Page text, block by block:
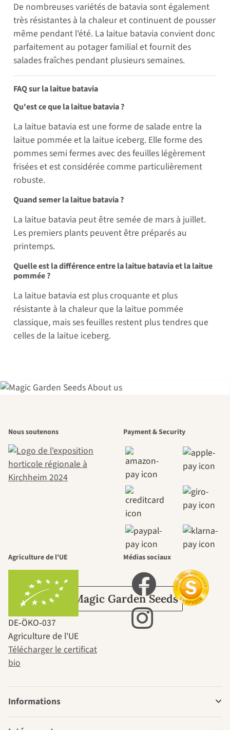
De nombreuses variétés de batavia sont également
très résistantes à la chaleur et continuent de pousser
même pendant l'été. La laitue batavia convient donc
parfaitement au potager familial et fournit des
salades fraîches pendant plusieurs semaines.
FAQ sur la laitue batavia
Qu'est ce que la laitue batavia ?
La laitue batavia est une forme de salade entre la
laitue pommée et la laitue iceberg. Elle forme des
pommes semi fermes avec des feuilles légèrement
frisées et est considérée comme particulièrement
robuste.
Quand semer la laitue batavia ?
La laitue batavia peut être semée de mars à juillet.
Les premiers plants peuvent être préparés au
printemps.
Quelle est la différence entre la laitue batavia et la laitue
pommée ?
La laitue batavia est plus croquante et plus
résistante à la chaleur que la laitue pommée
classique, mais ses feuilles restent plus tendres que
celles de la laitue iceberg.
beaux chemins
menant vers
nous-mêmes,
passe par le
jardin.
Sur Magic Garden Seeds
Nous soutenons Payment & Security
Agriculture de l'UE
DE‑ÖKO‑037
Agriculture de l'UE
Télécharger le certificat
bio
Médias sociaux
Informations